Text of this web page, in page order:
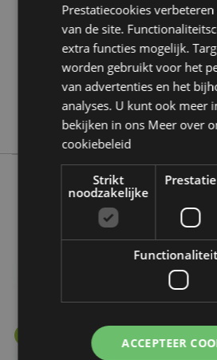
120
0.158000
Nee
Nee
Nee
Eden
Meer van
Prestatiecookies
van de site.
extra functies mogelijk.
worden gebruikt voor het
van advertenties en het
analyses. U kunt ook meer
bekijken in ons Meer over
cookiebeleid
Strikt
noodzakelijke
Prestatie
ACCEPTEER